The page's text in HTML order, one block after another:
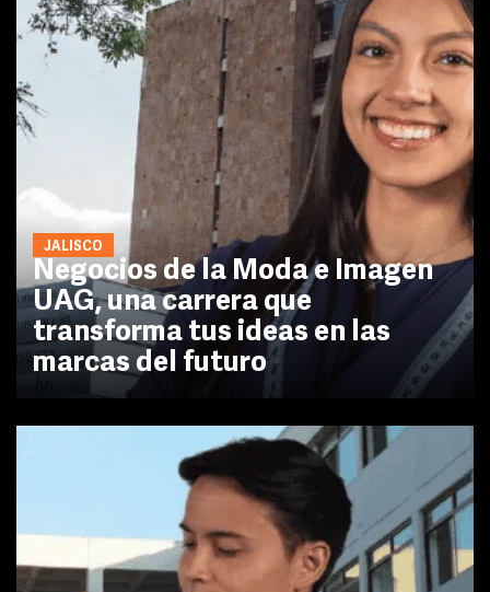
JALISCO
Negocios de la Moda e Imagen
UAG, una carrera que
transforma tus ideas en las
marcas del futuro